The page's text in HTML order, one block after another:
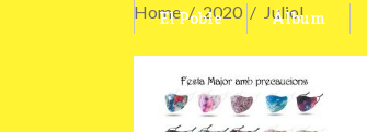
El Poble Àlbum
Home 2020 Juliol